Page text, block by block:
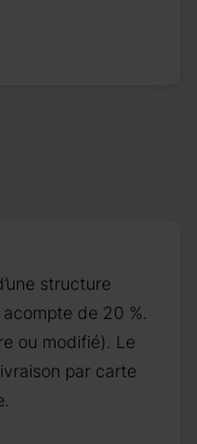
structure
de 20 %.
ou modifié). Le
par carte